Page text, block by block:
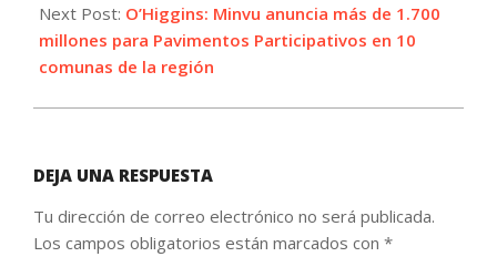
Next Post: O’Higgins: Minvu anuncia más de 1.700
millones para Pavimentos Participativos en 10
comunas de la región
DEJA UNA RESPUESTA
Tu dirección de correo electrónico no será publicada.
Los campos obligatorios están marcados con *